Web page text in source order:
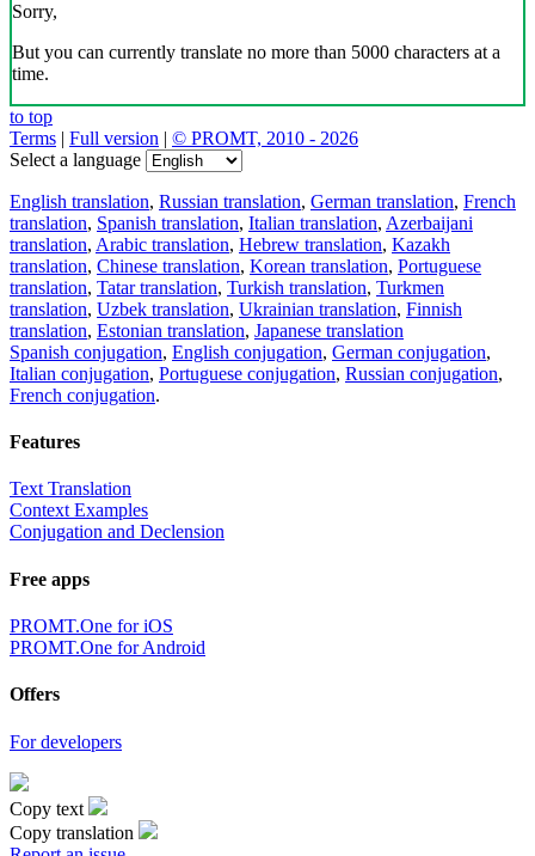
Sorry,
But you can currently translate no more than 5000 characters at a
time.
to top
Terms | Full version | © PROMT, 2010 - 2026
Select a language
English translation, Russian translation, German translation, French
translation, Spanish translation, Italian translation, Azerbaijani
translation, Arabic translation, Hebrew translation, Kazakh
translation, Chinese translation, Korean translation, Portuguese
translation, Tatar translation, Turkish translation, Turkmen
translation, Uzbek translation, Ukrainian translation, Finnish
translation, Estonian translation, Japanese translation
Spanish conjugation, English conjugation, German conjugation,
Italian conjugation, Portuguese conjugation, Russian conjugation,
French conjugation.
Features
Text Translation
Context Examples
Conjugation and Declension
Free apps
PROMT.One for iOS
PROMT.One for Android
Offers
For developers
Copy text
Copy translation